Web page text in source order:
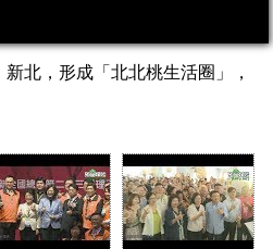
北，形成「北北桃生活圈」，